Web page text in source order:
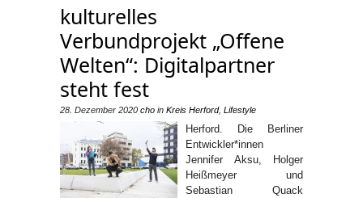
kulturelles
Verbundprojekt „Offene
Welten“: Digitalpartner
steht fest
28. Dezember 2020 cho in Kreis Herford, Lifestyle
Herford. Die Berliner
Entwickler*innen
Jennifer Aksu, Holger
Heißmeyer und
Sebastian Quack